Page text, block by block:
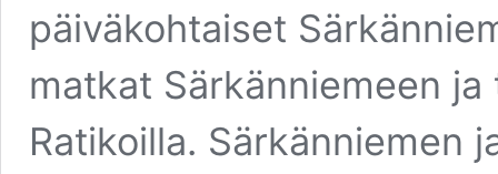
päiväkohtaiset
matkat Särkänniemeen
Ratikoilla. Särkänniemen